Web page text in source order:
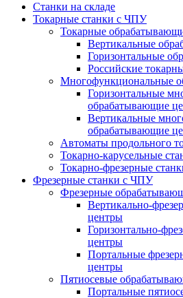
Станки на складе
Токарные станки с ЧПУ
Токарные
Вертикальные
Горизонтальные
Российские
Многофункциональные
Горизонтальные
обрабатывающие
Вертикальные
обрабатывающие
Автоматы продольного
Токарно-карусельные
Токарно-фрезерные
Фрезерные станки с ЧПУ
Фрезерные
Вертикально-
центры
Горизонтально-
центры
Портальные
центры
Пятиосевые
Портальные